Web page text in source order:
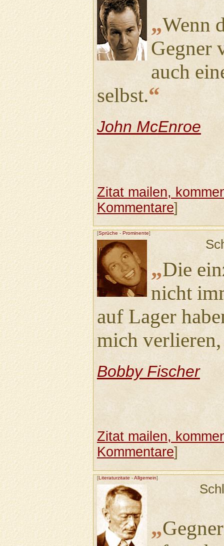
„Wenn
Gegner
auch
selbst.“
John McEnroe
Zitat mailen,
Kommentare]
[Sprüche - Prominente]
„Die
nicht
auf Lager
mich
Bobby Fischer
Zitat mailen,
Kommentare]
[Literaturzitate -Allgemein]
„